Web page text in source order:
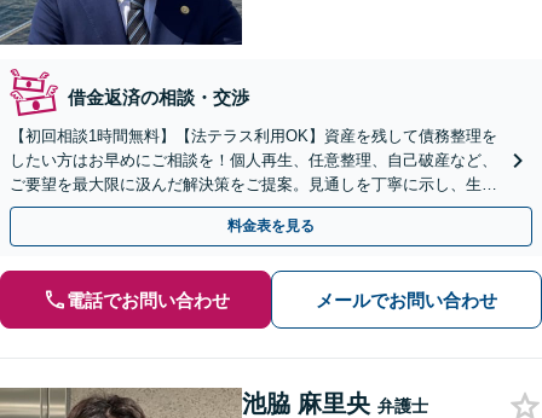
借金返済の相談・交渉
【初回相談1時間無料】【法テラス利用OK】資産を残して債務整理を
したい方はお早めにご相談を！個人再生、任意整理、自己破産など、
ご要望を最大限に汲んだ解決策をご提案。見通しを丁寧に示し、生活
再建に向けてサポートいたします【神戸駅2分】
料金表を見る
電話でお問い合わせ メールでお問い合わせ
池脇 麻里央 弁護士